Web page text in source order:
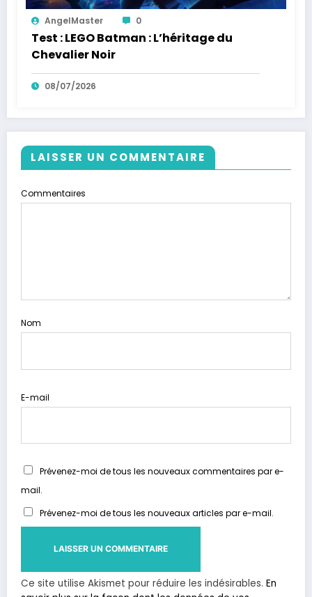
AngelMaster 0
Test : LEGO Batman : L’héritage du
Chevalier Noir
08/07/2026
LAISSER UN COMMENTAIRE
Commentaires
Nom
E-mail
Prévenez-moi de tous les nouveaux commentaires par e-
mail.
Prévenez-moi de tous les nouveaux articles par e-mail.
Ce site utilise Akismet pour réduire les indésirables. En